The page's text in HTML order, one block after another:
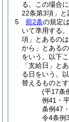
る。
この場合に
22条第3項」と
5
前2条の規定は
いて準用する。
項」とあるの
から」とある
をいう。以下
「支給日」と
る日をいう。
替えるものとす
(平17条
例41・
条例47
令4条例